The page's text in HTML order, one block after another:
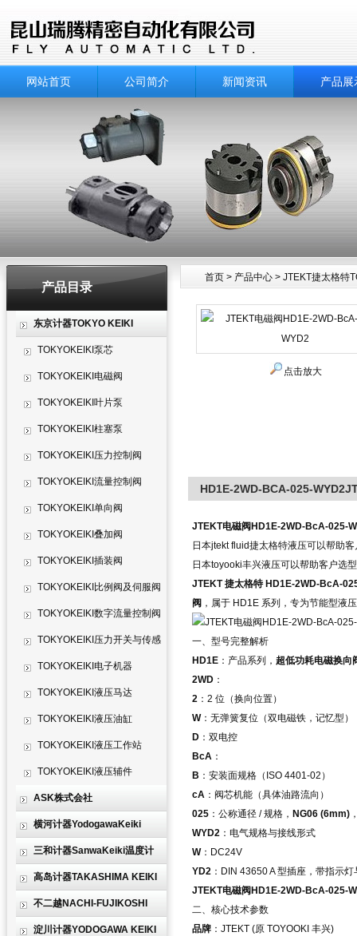
网站首页 公司简介 新闻资讯 产品展
产品目录
东京计器TOKYO KEIKI
TOKYOKEIKI泵芯
TOKYOKEIKI电磁阀
TOKYOKEIKI叶片泵
TOKYOKEIKI柱塞泵
TOKYOKEIKI压力控制阀
TOKYOKEIKI流量控制阀
TOKYOKEIKI单向阀
TOKYOKEIKI叠加阀
TOKYOKEIKI插装阀
TOKYOKEIKI比例阀及伺服阀
TOKYOKEIKI数字流量控制阀
TOKYOKEIKI压力开关与传感
器 TOKYOKEIKI电子机器
TOKYOKEIKI液压马达
TOKYOKEIKI液压油缸
TOKYOKEIKI液压工作站
TOKYOKEIKI液压辅件
ASK株式会社
横河计器YodogawaKeiki
三和计器SanwaKeiki温度计
高岛计器TAKASHIMA KEIKI
不二越NACHI-FUJIKOSHI
淀川计器YODOGAWA KEIKI
首页 > 产品中心 > JTEKT捷太格特
产品中心
点击放大
HD1E-2WD-BCA-025-
JTEKT电磁阀HD1E-2WD-BcA-025-
日本jtekt fluid捷太格特液压可以帮助
日本toyooki丰兴液压可以帮助客户选
JTEKT 捷太格特 HD1E-2WD-BcA-
阀 ，属于 HD1E 系列，专为节能型液
一、型号完整解析
HD1E ：产品系列， 超低功耗电磁换向
2WD ：
2 ：2 位（换向位置）
W：无弹簧复位（双电磁铁，记忆型）
D ：双电控
BcA ：
B ：安装面规格（ISO 4401-02）
cA ：阀芯机能（具体油路流向）
025 ：公称通径 / 规格， NG06 (6mm)
WYD2 ：电气规格与接线形式
W：DC24V
YD2 ：DIN 43650 A 型插座，带指示
JTEKT电磁阀HD1E-2WD-BcA-025-
二、核心技术参数
品牌 ：JTEKT (原 TOYOOKI 丰兴)